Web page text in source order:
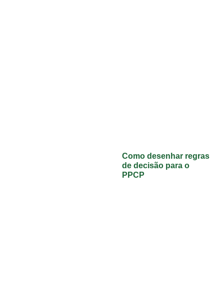
Como desenhar regras
de decisão para o
PPCP